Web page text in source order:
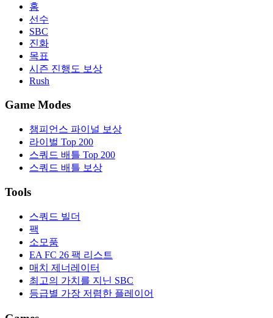
홈
선수
SBC
진화
목표
시즌 진행도 보상
Rush
Game Modes
챔피언스 파이널 보상
라이벌 Top 200
스쿼드 배틀 Top 200
스쿼드 배틀 보상
Tools
스쿼드 빌더
팩
소모품
EA FC 26 팩 리스트
매치 제너레이터
최고의 가치를 지닌 SBC
등급별 가장 저렴한 플레이어